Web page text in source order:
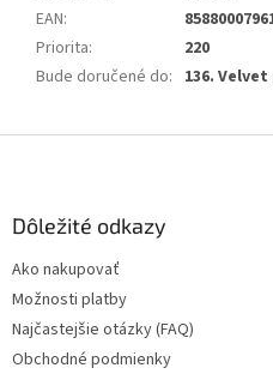
EAN:
Priorita:
220
Bude doručené do: 136.
Dôležité odkazy
Ako nakupovať
Možnosti platby
Najčastejšie otázky (FAQ)
Obchodné podmienky